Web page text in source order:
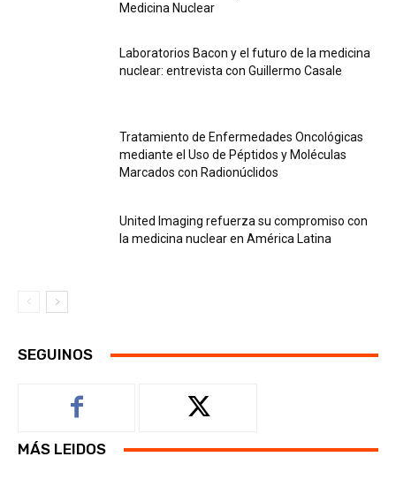
Medicina Nuclear
Laboratorios Bacon y el futuro de la medicina
nuclear: entrevista con Guillermo Casale
Tratamiento de Enfermedades Oncológicas
mediante el Uso de Péptidos y Moléculas
Marcados con Radionúclidos
United Imaging refuerza su compromiso con
la medicina nuclear en América Latina
SEGUINOS
MÁS LEIDOS